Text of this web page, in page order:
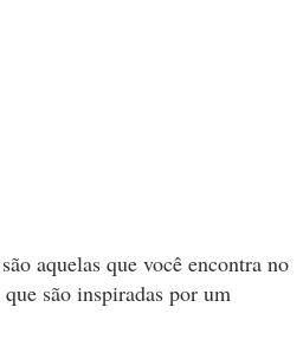
aquelas que você encontra no
são inspiradas por um